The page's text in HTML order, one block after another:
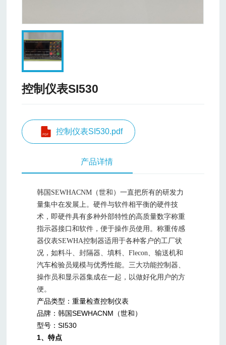
控制仪表SI530
控制仪表SI530.pdf
产品详情
韩国SEWHACNM（世和）一直把所有的研发力
量集中在发展上。硬件与软件相平衡的硬件技
术， 即硬件具有多种外部特性的高质量数字称重
指示器接口和软件，便于操作员使用。称重传感
器仪表SEWHA控制器适用于各种客户的工厂状
况，如料斗、封隔器、填料、Flecon、输送机和
汽车检验员规模与优秀性能。三大功能控制器、
操作员和显示器集成在一起，以做好化用户的方
便。
产品类型：重量检查控制仪表
品牌：韩国SEWHACNM（世和）
型号：SI530
1、特点